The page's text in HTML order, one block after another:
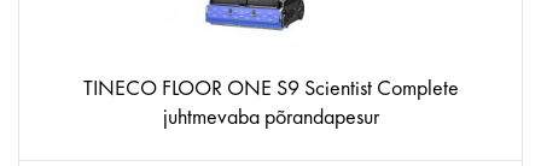
TINECO FLOOR ONE S9 Scientist Complete
juhtmevaba põrandapesur